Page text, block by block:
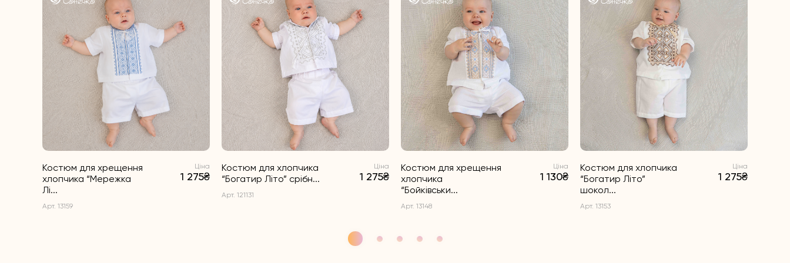
Костюм для хрещення
хлопчика “Мережка
Лі...
Арт. 13159
Ціна
1 275₴
Костюм для хлопчика
“Богатир Літо” срібн...
Арт. 121131
Ціна
1 275₴
Костюм для хрещення
хлопчика
“Бойківськи...
Арт. 13148
Ціна
1 130₴
Костюм для хлопчика
“Богатир Літо”
шокол...
Арт. 13153
Ціна
1 275₴